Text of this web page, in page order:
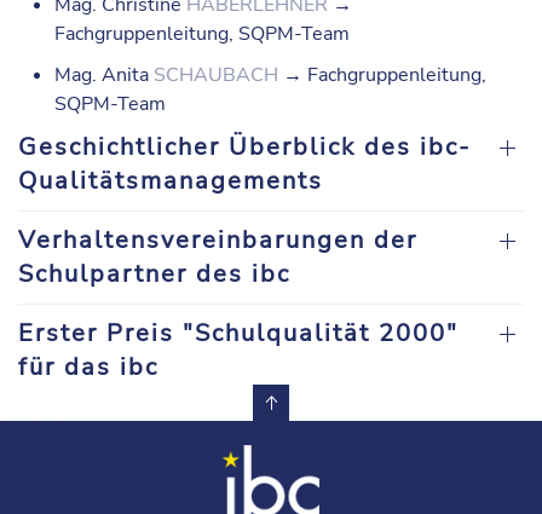
Fachgruppenleitung, SQPM-Team
Mag. Anita SCHAUBACH → Fachgruppenleitung,
SQPM-Team
Geschichtlicher Überblick des ibc-
Qualitätsmanagements
Verhaltensvereinbarungen der
Schulpartner des ibc
Erster Preis "Schulqualität 2000"
für das ibc